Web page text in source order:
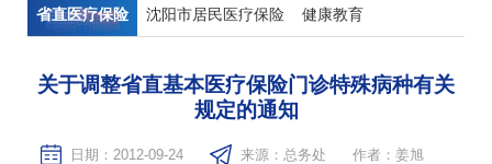
省直医疗保险 沈阳市居民医疗保险 健康教育
关于调整省直基本医疗保险门诊特殊病种有关
规定的通知
日期：2012-09-24 来源：总务处
作者：姜旭